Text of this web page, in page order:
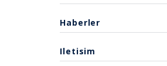
Haberler
Iletisim